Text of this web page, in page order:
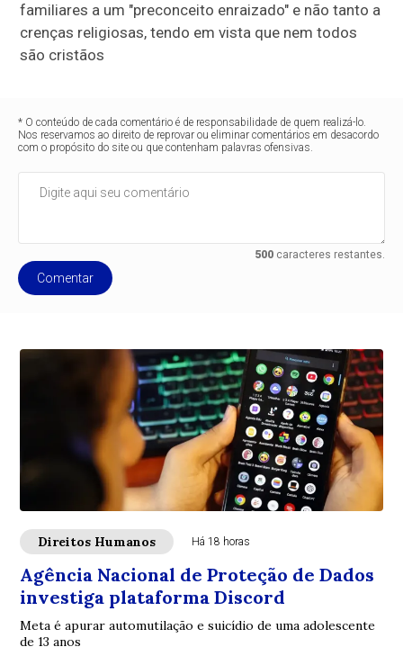
familiares a um "preconceito enraizado" e não tanto a
crenças religiosas, tendo em vista que nem todos
são cristãos
* O conteúdo de cada comentário é de responsabilidade de quem realizá-lo.
Nos reservamos ao direito de reprovar ou eliminar comentários em desacordo
com o propósito do site ou que contenham palavras ofensivas.
500caracteres restantes.
Comentar
Direitos Humanos Há 18 horas
Agência Nacional de Proteção de Dados
investiga plataforma Discord
Meta é apurar automutilação e suicídio de uma adolescente
de 13 anos